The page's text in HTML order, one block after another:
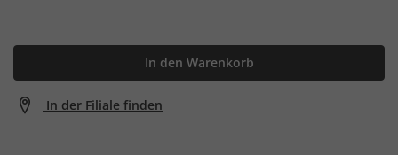
In den Warenkorb
In der Filiale finden